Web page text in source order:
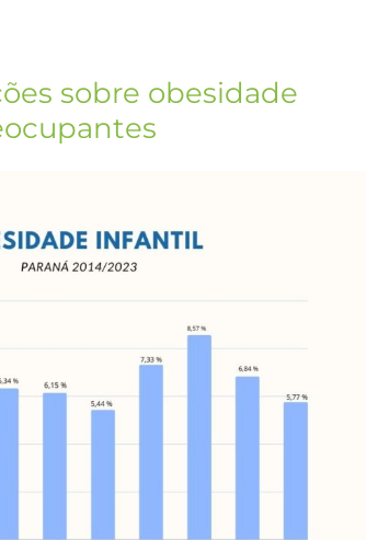
sobre obesidade